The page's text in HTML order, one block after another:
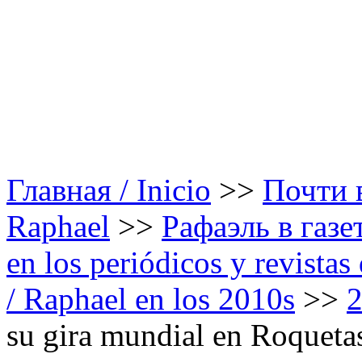
Главная / Inicio >> Почти
Raphael >> Рафаэль в
en los periódicos y
/ Raphael en los 2010s >>
su gira mundial en